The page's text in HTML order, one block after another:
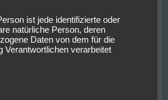
ist jede identifizierte oder
natürliche Person, deren
Daten von dem für die
Verantwortlichen verarbeitet